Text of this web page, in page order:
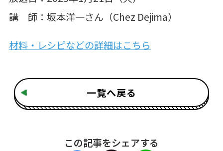
講 師：坂本洋一さん（Chez Dejima）
材料・レシピなどの詳細はこちら
一覧へ戻る
この記事をシェアする